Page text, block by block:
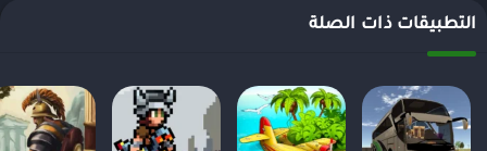
التطبيقات ذات الصلة